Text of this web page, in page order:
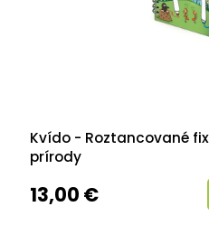
Kvído - Roztancované
prírody
13,00 €